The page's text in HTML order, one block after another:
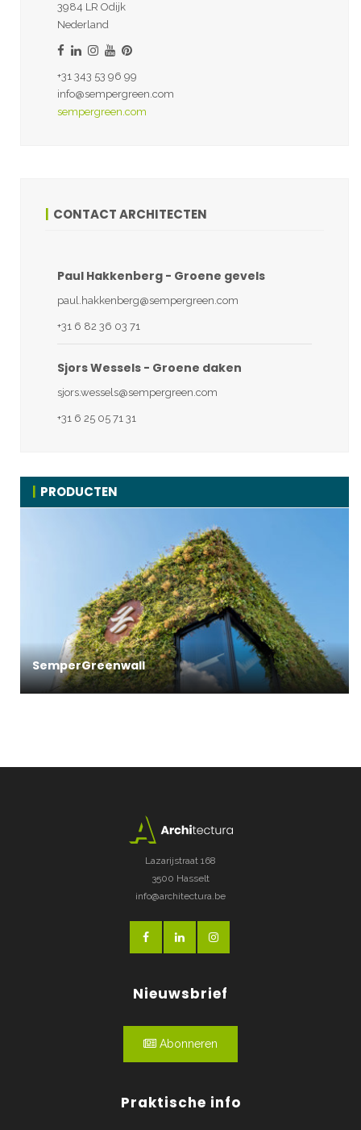
3984 LR Odijk
Nederland
+31 343 53 96 99
info@sempergreen.com
sempergreen.com
CONTACT ARCHITECTEN
Paul Hakkenberg - Groene gevels
paul.hakkenberg@sempergreen.com
+31 6 82 36 03 71
Sjors Wessels - Groene daken
sjors.wessels@sempergreen.com
+31 6 25 05 71 31
PRODUCTEN
SemperGreenwall
Lazarijstraat 168
3500 Hasselt
info@architectura.be
Nieuwsbrief
Abonneren
Praktische info